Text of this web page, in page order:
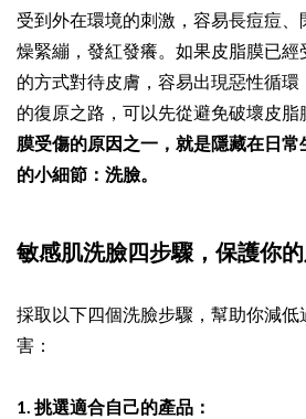
受到外在環境的刺激，容易長痘痘
燥緊繃，發紅發癢。如果皮脂膜已
的方式對待皮膚，容易出現惡性循
的復原之路，可以先從避免破壞皮脂
膜受傷的原因之一，就是隱藏在日
的小細節：洗臉。
敏感肌洗臉四步驟，保護你
採取以下四個洗臉步驟，幫助你減
害：
1. 挑選適合自己的產品：